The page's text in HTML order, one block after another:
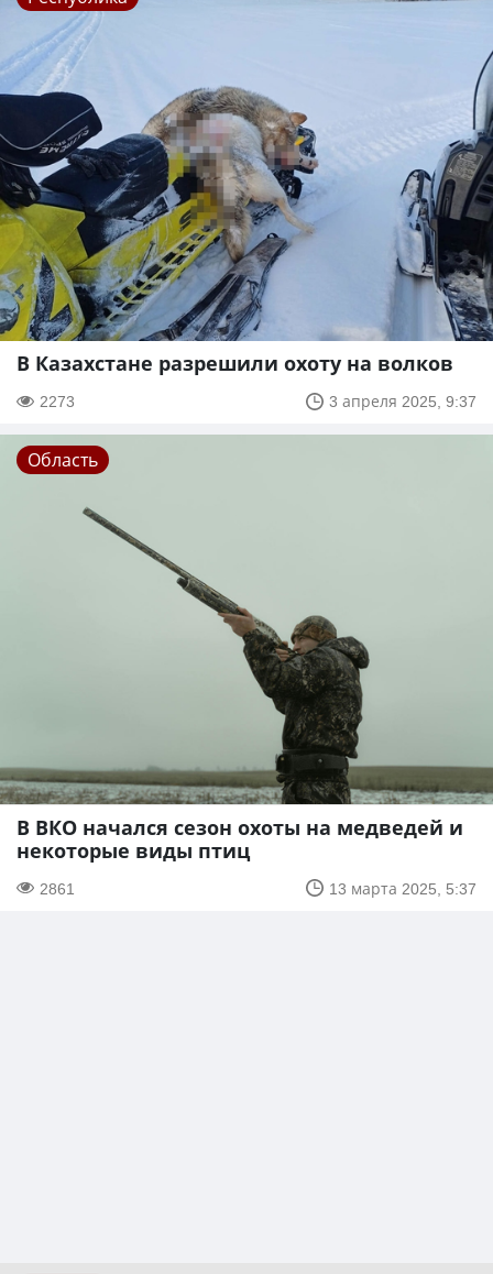
В Казахстане разрешили охоту на волков
2273 3 апреля 2025, 9:37
Область
В ВКО начался сезон охоты на медведей и
некоторые виды птиц
2861 13 марта 2025, 5:37